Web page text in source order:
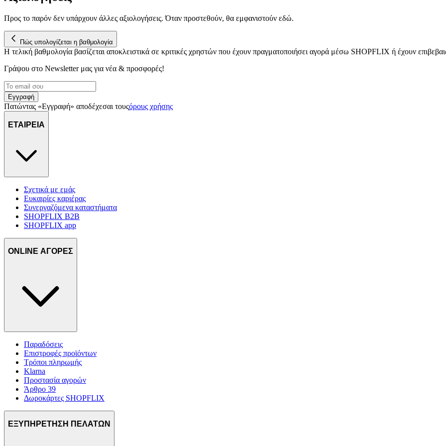
Προς το παρόν δεν υπάρχουν άλλες αξιολογήσεις. Όταν προστεθούν, θα εμφανιστούν εδώ.
Πώς υπολογίζεται η βαθμολογία
Η τελική βαθμολογία βασίζεται αποκλειστικά σε κριτικές χρηστών που έχουν πραγματοποιήσει αγορά μέσω SHOPFLIX ή έχουν
Γράψου στο Νewsletter μας για νέα & προσφορές!
Εγγραφή
Πατώντας «Εγγραφή» αποδέχεσαι τουςόρους χρήσης
ΕΤΑΙΡΕΙΑ
Σχετικά με εμάς
Ευκαιρίες καριέρας
Συνεργαζόμενα καταστήματα
SHOPFLIX B2B
SHOPFLIX app
ONLINE ΑΓΟΡΕΣ
Παραδόσεις
Επιστροφές προϊόντων
Τρόποι πληρωμής
Klarna
Προστασία αγορών
Άρθρο 39
Δωροκάρτες SHOPFLIX
ΕΞΥΠΗΡΕΤΗΣΗ ΠΕΛΑΤΩΝ